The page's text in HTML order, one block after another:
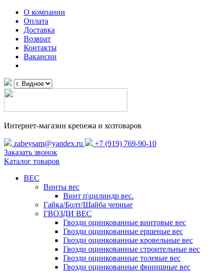
О компании
Оплата
Доставка
Возврат
Контакты
Вакансии
Интернет-магазин крепежа и хозтоваров
zabeysam@yandex.ru
+7 (919) 769-90-10
Заказать звонок
Каталог товаров
ВЕС
Винты вес
Винт п\цилиндр вес.
Гайка/Болт/Шайба черные
ГВОЗДИ ВЕС
Гвозди оцинкованные винтовые вес
Гвозди оцинкованные ершеные вес
Гвозди оцинкованные кровельные вес
Гвозди оцинкованные строительные вес
Гвозди оцинкованные толевые вес
Гвозди оцинкованные финишные вес